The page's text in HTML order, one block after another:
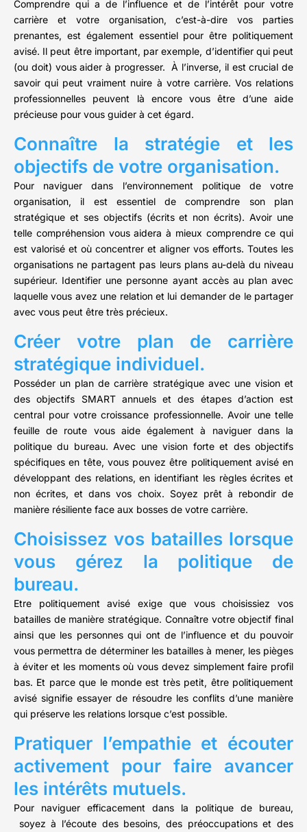
Comprendre qui a de l’influence et de l’intérêt pour votre
carrière et votre organisation, c’est-à-dire vos parties
prenantes, est également essentiel pour être politiquement
avisé. Il peut être important, par exemple, d’identifier qui peut
(ou doit) vous aider à progresser. À l’inverse, il est crucial de
savoir qui peut vraiment nuire à votre carrière. Vos relations
professionnelles peuvent là encore vous être d’une aide
précieuse pour vous guider à cet égard.
Connaître la stratégie et les
objectifs de votre organisation.
Pour naviguer dans l’environnement politique de votre
organisation, il est essentiel de comprendre son plan
stratégique et ses objectifs (écrits et non écrits). Avoir une
telle compréhension vous aidera à mieux comprendre ce qui
est valorisé et où concentrer et aligner vos efforts. Toutes les
organisations ne partagent pas leurs plans au-delà du niveau
supérieur. Identifier une personne ayant accès au plan avec
laquelle vous avez une relation et lui demander de le partager
avec vous peut être très précieux.
Créer votre plan de carrière
stratégique individuel.
Posséder un plan de carrière stratégique avec une vision et
des objectifs SMART annuels et des étapes d’action est
central pour votre croissance professionnelle. Avoir une telle
feuille de route vous aide également à naviguer dans la
politique du bureau. Avec une vision forte et des objectifs
spécifiques en tête, vous pouvez être politiquement avisé en
développant des relations, en identifiant les règles écrites et
non écrites, et dans vos choix. Soyez prêt à rebondir de
manière résiliente face aux bosses de votre carrière.
Choisissez vos batailles lorsque
vous gérez la politique de
bureau.
Etre politiquement avisé exige que vous choisissiez vos
batailles de manière stratégique. Connaître votre objectif final
ainsi que les personnes qui ont de l’influence et du pouvoir
vous permettra de déterminer les batailles à mener, les pièges
à éviter et les moments où vous devez simplement faire profil
bas. Et parce que le monde est très petit, être politiquement
avisé signifie essayer de résoudre les conflits d’une manière
qui préserve les relations lorsque c’est possible.
Pratiquer l’empathie et écouter
activement pour faire avancer
les intérêts mutuels.
Pour naviguer efficacement dans la politique de bureau,
soyez à l’écoute des besoins, des préoccupations et des